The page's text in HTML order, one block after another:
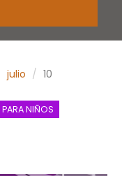
julio 10
PARA NIÑOS